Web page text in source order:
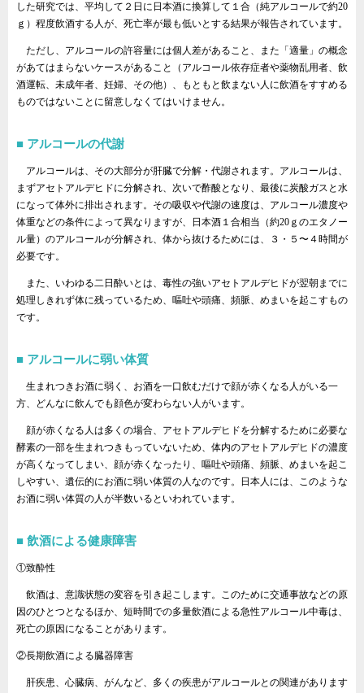
した研究では、平均して２日に日本酒に換算して１合（純アルコールで約20
ｇ）程度飲酒する人が、死亡率が最も低いとする結果が報告されています。
ただし、アルコールの許容量には個人差があること、また「適量」の概念
があてはまらないケースがあること（アルコール依存症者や薬物乱用者、飲
酒運転、未成年者、妊婦、その他）、もともと飲まない人に飲酒をすすめる
ものではないことに留意しなくてはいけません。
アルコールの代謝
アルコールは、その大部分が肝臓で分解・代謝されます。アルコールは、
まずアセトアルデヒドに分解され、次いで酢酸となり、最後に炭酸ガスと水
になって体外に排出されます。その吸収や代謝の速度は、アルコール濃度や
体重などの条件によって異なりますが、日本酒１合相当（約20ｇのエタノー
ル量）のアルコールが分解され、体から抜けるためには、３・５〜４時間が
必要です。
また、いわゆる二日酔いとは、毒性の強いアセトアルデヒドが翌朝までに
処理しきれず体に残っているため、嘔吐や頭痛、頻脈、めまいを起こすもの
です。
アルコールに弱い体質
生まれつきお酒に弱く、お酒を一口飲むだけで顔が赤くなる人がいる一
方、どんなに飲んでも顔色が変わらない人がいます。
顔が赤くなる人は多くの場合、アセトアルデヒドを分解するために必要な
酵素の一部を生まれつきもっていないため、体内のアセトアルデヒドの濃度
が高くなってしまい、顔が赤くなったり、嘔吐や頭痛、頻脈、めまいを起こ
しやすい、遺伝的にお酒に弱い体質の人なのです。日本人には、このような
お酒に弱い体質の人が半数いるといわれています。
飲酒による健康障害
①致酔性
飲酒は、意識状態の変容を引き起こします。このために交通事故などの原
因のひとつとなるほか、短時間での多量飲酒による急性アルコール中毒は、
死亡の原因になることがあります。
②長期飲酒による臓器障害
肝疾患、心臓病、がんなど、多くの疾患がアルコールとの関連があります